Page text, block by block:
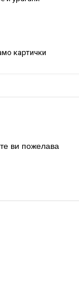
картички
ви пожелава